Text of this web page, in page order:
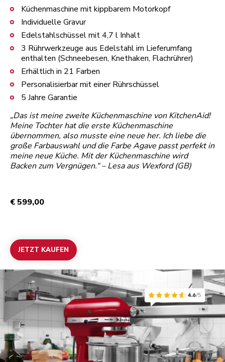
Küchenmaschine mit kippbarem Motorkopf
Individuelle Gravur
Edelstahlschüssel mit 4,7 l Inhalt
3 Rührwerkzeuge aus Edelstahl im Lieferumfang
enthalten (Schneebesen, Knethaken, Flachrührer)
Erhältlich in 21 Farben
Personalisierbar mit einer Rührschüssel
5 Jahre Garantie
„Das ist meine zweite Küchenmaschine von KitchenAid!
Meine Tochter hat die erste Küchenmaschine
übernommen, also musste eine neue her. Ich liebe die
große Farbauswahl und die Farbe Agave passt perfekt in
meine neue Küche. Mit der Küchenmaschine wird
Backen zum Vergnügen.“ – Lesa aus Wexford (GB)
€ 599,00
JETZT KAUFEN